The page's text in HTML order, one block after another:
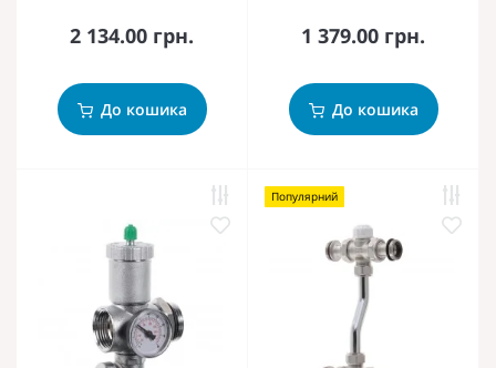
2 134.00 грн.
До кошика
1 379.00 грн.
До кошика
Популярний